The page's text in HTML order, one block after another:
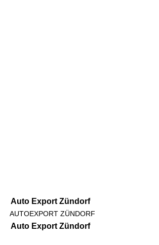
Auto Export Zündorf
AUTOEXPORT ZÜNDORF
Auto Export Zündorf